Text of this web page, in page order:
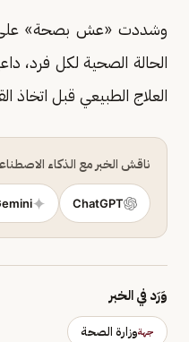
وشددت «عش بصحة»
الحالة الصحية لكل فرد،
العلاج الطبيعي قبل اتخاذ
ناقش الخبر مع الذكاء
ChatGPT
وَرَد في الخبر
جهةوزارة الصحة